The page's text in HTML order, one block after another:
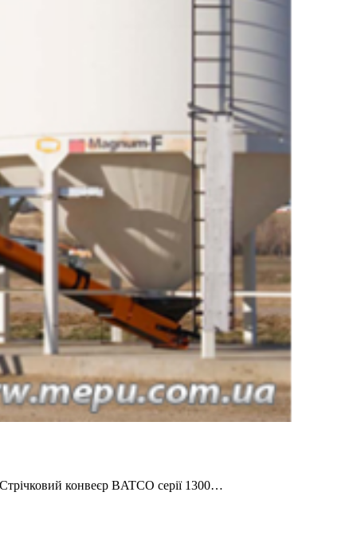
конвеєр BATCO серії 1300…